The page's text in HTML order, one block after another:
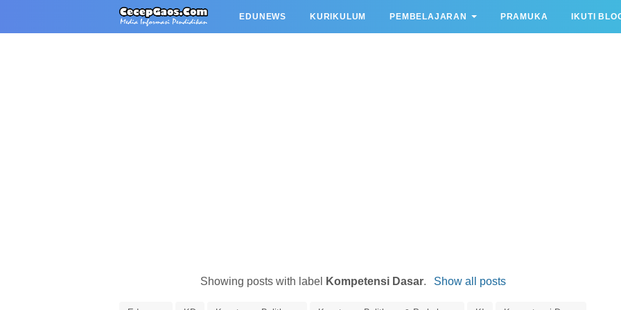
EDUNEWS KURIKULUM PEMBELAJARAN PRAMUKA IKUTI
Showing posts with label Kompetensi Dasar. Show all posts